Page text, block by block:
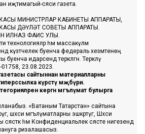
иҗтимагый-сәяси газета.
МИНИСТРЛАР КАБИНЕТЫ АППАРАТЫ,
ДӘҮЛӘТ СОВЕТЫ АППАРАТЫ.
ИЛНАЗ ФАИС УЛЫ.
технологияләр һәм массакүләм
күзәтчелек буенча федераль хезмәтенең
идарәсендә теркәлгән. Теркәлү
23.08.2023.
сайтыннан материалларны
күрсәтү мәҗбүри.
кергән мәгълүмат булырга
«Ватаным Татарстан» сайтына
шәхси мәгълүматларны эшкәртүгә, Шәхси
һәм Конфиденциальлек сәясәте нигезендә
ризалашасыз.